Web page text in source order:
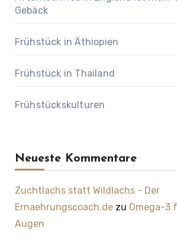
Gebäck
Frühstück in Äthiopien
Frühstück in Thailand
Frühstückskulturen
Neueste Kommentare
Zuchtlachs statt Wildlachs - Der
Ernaehrungscoach.dezu Omega-3
Augen